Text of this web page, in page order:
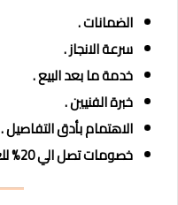
الضمانات .
سرعة الانجاز .
خدمة ما بعد البيع .
خبرة الفنيين .
الاهتمام بأدق التفاصيل .
خصومات تصل الي 20% للعملاء الجدد بحي 6 اكتوبر.